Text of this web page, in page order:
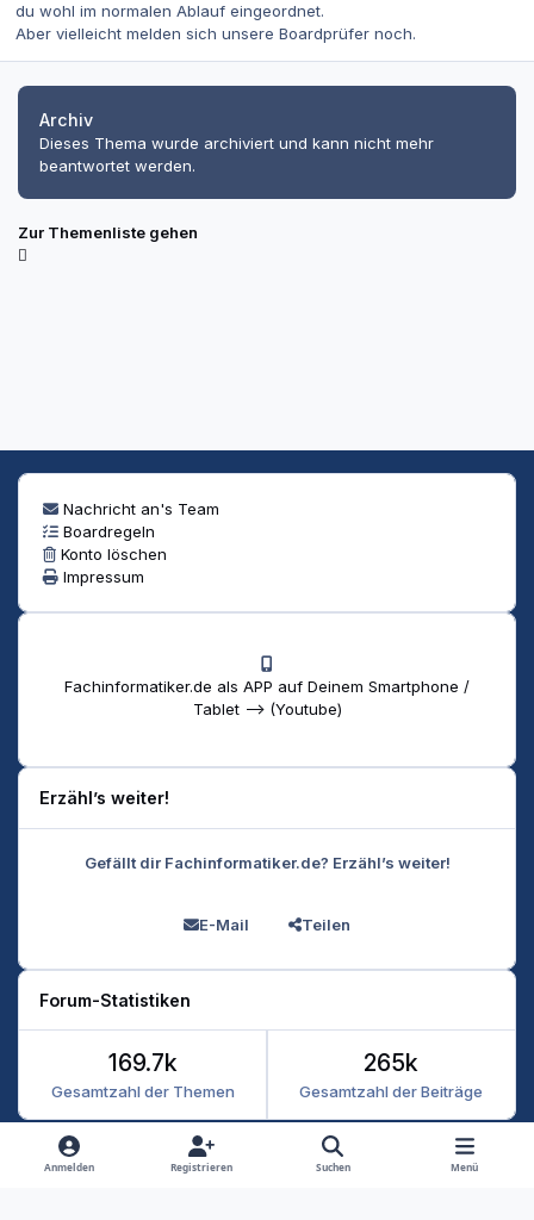
du wohl im normalen Ablauf eingeordnet.
Aber vielleicht melden sich unsere Boardprüfer noch.
Archiv
Dieses Thema wurde archiviert und kann nicht mehr
beantwortet werden.
Zur Themenliste gehen
Nachricht an's Team
Boardregeln
Konto löschen
Impressum
Fachinformatiker.de als APP auf Deinem Smartphone /
Tablet --> (Youtube)
Erzähl’s weiter!
Gefällt dir Fachinformatiker.de? Erzähl’s weiter!
E-Mail Teilen
Forum-Statistiken
Gesamtzahl der Themen
169.7k
Gesamtzahl der Beiträge
265k
Heller Modus
Dunkler Modus
Systemeinstellung
Anmelden Registrieren Suchen Menü